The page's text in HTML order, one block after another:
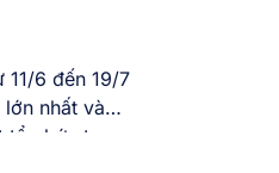
6 đến 19/7
nhất và
tổ chức trong
tranh tài,